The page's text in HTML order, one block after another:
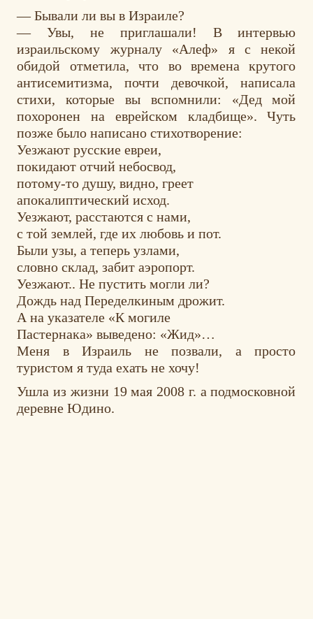
— Бывали ли вы в Израиле?
— Увы, не приглашали! В интервью
израильскому журналу «Алеф» я с некой
обидой отметила, что во времена крутого
антисемитизма, почти девочкой, написала
стихи, которые вы вспомнили: «Дед мой
похоронен на еврейском кладбище». Чуть
позже было написано стихотворение:
Уезжают русские евреи,
покидают отчий небосвод,
потому-то душу, видно, греет
апокалиптический исход.
Уезжают, расстаются с нами,
с той землей, где их любовь и пот.
Были узы, а теперь узлами,
словно склад, забит аэропорт.
Уезжают.. Не пустить могли ли?
Дождь над Переделкиным дрожит.
А на указателе «К могиле
Пастернака» выведено: «Жид»…
Меня в Израиль не позвали, а просто
туристом я туда ехать не хочу!
Ушла из жизни 19 мая 2008 г. а подмосковной
деревне Юдино.